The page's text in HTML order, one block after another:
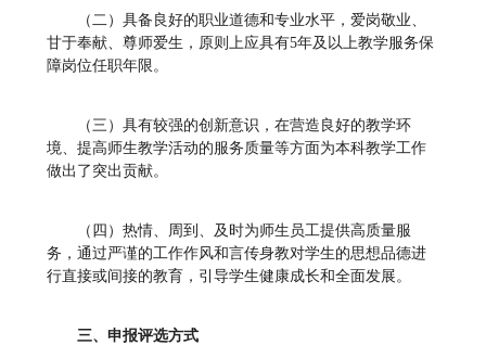
（二）具备良好的职业道德和专业水平，爱岗敬业、
甘于奉献、尊师爱生，原则上应具有5年及以上教学服务保
障岗位任职年限。
（三）具有较强的创新意识，在营造良好的教学环
境、提高师生教学活动的服务质量等方面为本科教学工作
做出了突出贡献。
（四）热情、周到、及时为师生员工提供高质量服
务，通过严谨的工作作风和言传身教对学生的思想品德进
行直接或间接的教育，引导学生健康成长和全面发展。
三、申报评选方式